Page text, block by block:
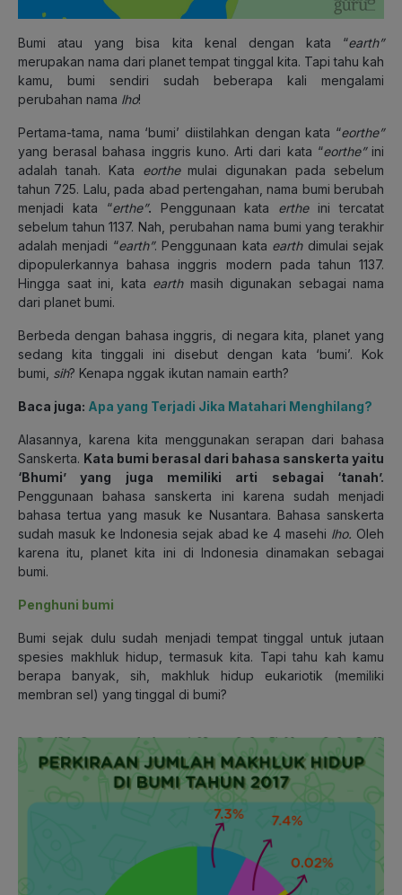
Bumi atau yang bisa kita kenal dengan kata “earth”
merupakan nama dari planet tempat tinggal kita. Tapi tahu kah
kamu, bumi sendiri sudah beberapa kali mengalami
perubahan nama lho!
Pertama-tama, nama ‘bumi’ diistilahkan dengan kata “eorthe”
yang berasal bahasa inggris kuno. Arti dari kata “eorthe” ini
adalah tanah. Kata eorthemulai digunakan pada sebelum
tahun 725. Lalu, pada abad pertengahan, nama bumi berubah
menjadi kata “erthe”. Penggunaan kata ertheini tercatat
sebelum tahun 1137. Nah, perubahan nama bumi yang terakhir
adalah menjadi “earth”. Penggunaan kata earthdimulai sejak
dipopulerkannya bahasa inggris modern pada tahun 1137.
Hingga saat ini, kata earthmasih digunakan sebagai nama
dari planet bumi.
Berbeda dengan bahasa inggris, di negara kita, planet yang
sedang kita tinggali ini disebut dengan kata ‘bumi’. Kok
bumi, sih? Kenapa nggak ikutan namain earth?
Baca juga: Apa yang Terjadi Jika Matahari Menghilang?
Alasannya, karena kita menggunakan serapan dari bahasa
Sanskerta. Kata bumi berasal dari bahasa sanskerta yaitu
‘Bhumi’ yang juga memiliki arti sebagai ‘tanah’.
Penggunaan bahasa sanskerta ini karena sudah menjadi
bahasa tertua yang masuk ke Nusantara. Bahasa sanskerta
sudah masuk ke Indonesia sejak abad ke 4 masehi lho. Oleh
karena itu, planet kita ini di Indonesia dinamakan sebagai
bumi.
Penghuni bumi
Bumi sejak dulu sudah menjadi tempat tinggal untuk jutaan
spesies makhluk hidup, termasuk kita. Tapi tahu kah kamu
berapa banyak, sih, makhluk hidup eukariotik (memiliki
membran sel) yang tinggal di bumi?